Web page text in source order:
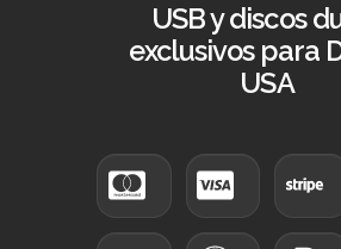
USB y discos
exclusivos para
USA